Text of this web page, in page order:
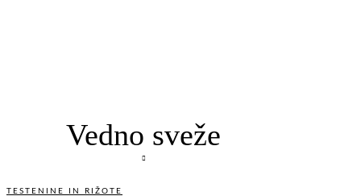
Vedno sveže
TESTENINE IN RIŽOTE